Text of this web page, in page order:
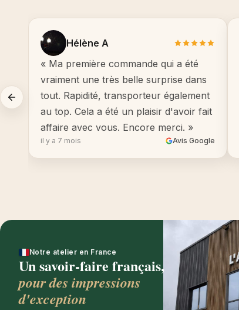
Hélène A
« Ma première commande qui a été
vraiment une très belle surprise dans
tout. Rapidité, transporteur également
au top. Cela a été un plaisir d'avoir fait
affaire avec vous. Encore merci. »
il y a 7 mois Avis Google
Notre atelier en France
Un savoir-faire français,
pour des impressions
d'exception